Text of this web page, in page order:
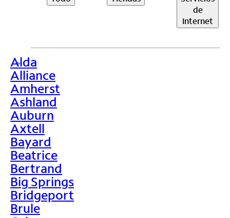
de
Internet
>
Alda
Alliance
Amherst
Ashland
Auburn
Axtell
Bayard
Beatrice
Bertrand
Big Springs
Bridgeport
Brule